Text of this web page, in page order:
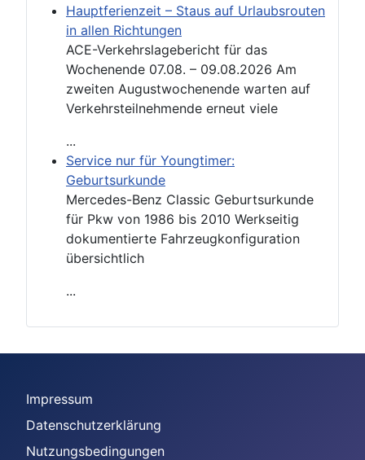
Hauptferienzeit – Staus auf Urlaubsrouten
in allen Richtungen
ACE-Verkehrslagebericht für das
Wochenende 07.08. – 09.08.2026 Am
zweiten Augustwochenende warten auf
Verkehrsteilnehmende erneut viele
...
Service nur für Youngtimer:
Geburtsurkunde
Mercedes-Benz Classic Geburtsurkunde
für Pkw von 1986 bis 2010 Werkseitig
dokumentierte Fahrzeugkonfiguration
übersichtlich
...
Impressum
Datenschutzerklärung
Nutzungsbedingungen